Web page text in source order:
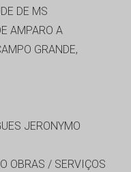
DE MS
AMPARO A
GRANDE,
JERONYMO
OBRAS / SERVIÇOS